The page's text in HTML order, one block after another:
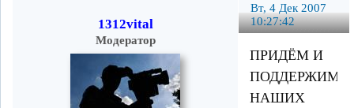
Вт, 4 Дек 2007
10:27:42
1312vital
Модератор
ПРИДЁМ И
ПОДДЕРЖИМ
НАШИХ